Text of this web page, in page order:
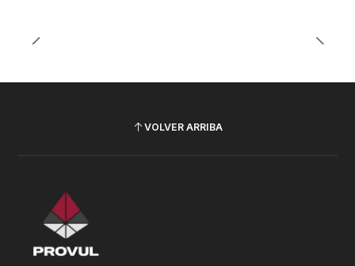
VOLVER ARRIBA